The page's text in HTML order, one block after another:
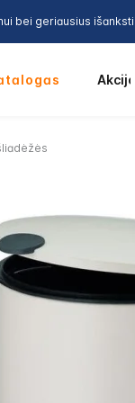
bei geriausius
Akcijos